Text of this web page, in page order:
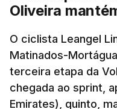
Oliveira
O ciclista Leangel
Matinados-
terceira etapa da
chegada ao sprint,
Emirates), quinto,